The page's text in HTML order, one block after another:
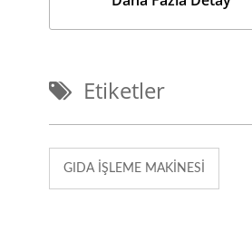
Etiketler
GIDA İŞLEME MAKINESI